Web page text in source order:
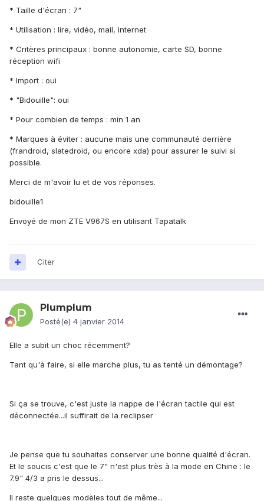
* Taille d'écran : 7"
* Utilisation : lire, vidéo, mail, internet
* Critères principaux : bonne autonomie, carte SD, bonne
réception wifi
* Import : oui
* "Bidouille": oui
* Pour combien de temps : min 1 an
* Marques à éviter : aucune mais une communauté derrière
(frandroid, slatedroid, ou encore xda) pour assurer le suivi si
possible.
Merci de m'avoir lu et de vos réponses.
bidouille1
Envoyé de mon ZTE V967S en utilisant Tapatalk
Citer
Plumplum
Posté(e) 4 janvier 2014
Elle a subit un choc récemment?
Tant qu'à faire, si elle marche plus, tu as tenté un démontage?
Si ça se trouve, c'est juste la nappe de l'écran tactile qui est
déconnectée...il suffirait de la reclipser
Je pense que tu souhaites conserver une bonne qualité d'écran.
Et le soucis c'est que le 7" n'est plus très à la mode en Chine : le
7.9" 4/3 a pris le dessus...
Il reste quelques modèles tout de même...